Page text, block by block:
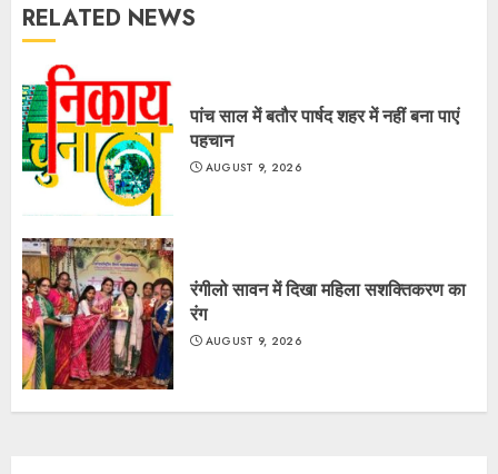
RELATED NEWS
पांच साल में बतौर पार्षद शहर में नहीं बना पाएं
पहचान
AUGUST 9, 2026
रंगीलो सावन में दिखा महिला सशक्तिकरण का
रंग
AUGUST 9, 2026